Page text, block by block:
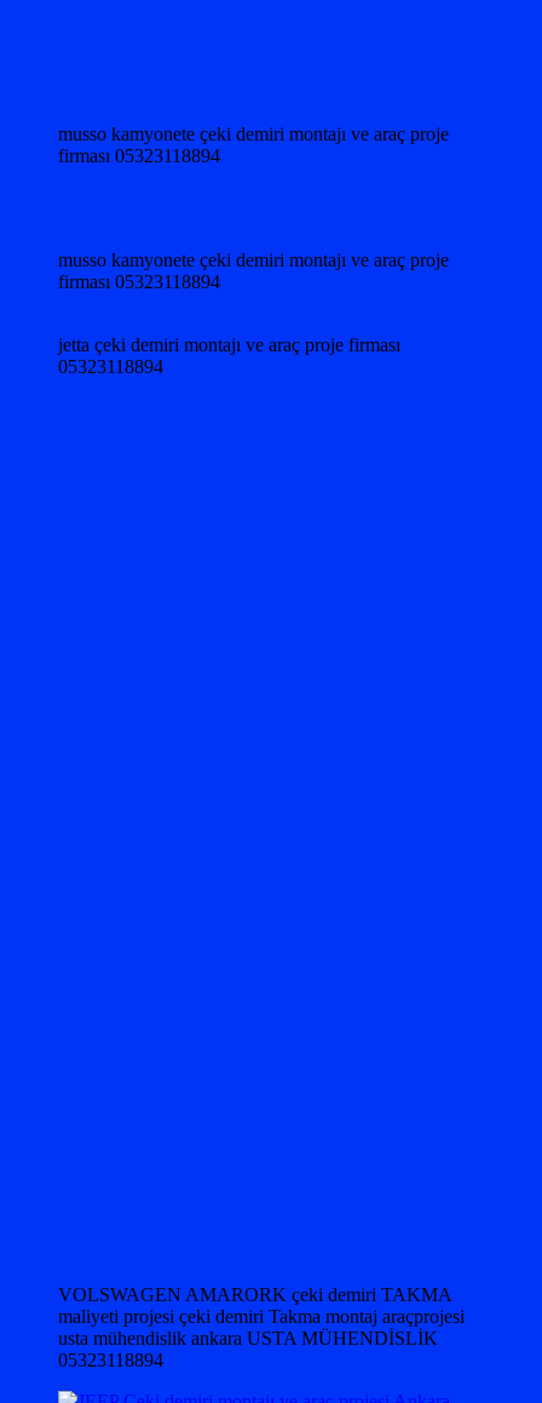
musso kamyonete çeki demiri montajı ve araç proje
firması 05323118894
musso kamyonete çeki demiri montajı ve araç proje
firması 05323118894
jetta çeki demiri montajı ve araç proje firması
05323118894
VOLSWAGEN AMARORK çeki demiri TAKMA
maliyeti projesi çeki demiri Takma montaj araçprojesi
usta mühendislik ankara USTA MÜHENDİSLİK
05323118894